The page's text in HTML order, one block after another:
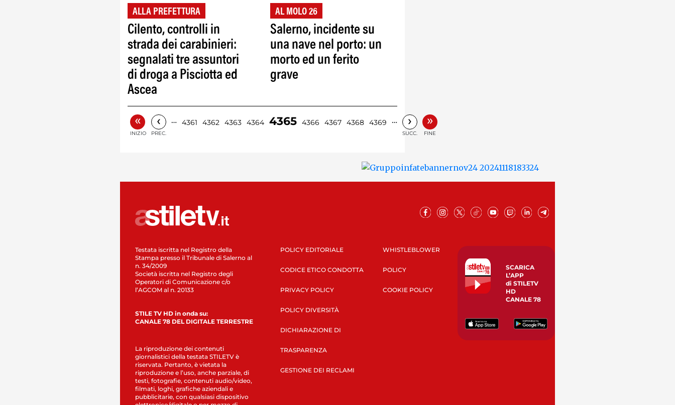
ALLA PREFETTURA
Cilento, controlli in
strada dei carabinieri:
segnalati tre assuntori
di droga a Pisciotta ed
Ascea
AL MOLO 26
Salerno, incidente su
una nave nel porto: un
morto ed un ferito
grave
«
INIZIO
‹
PREC.
… 4361 4362 4363 4364 4365 4366 4367 4368 4369 … ›
SUCC.
»
FINE
Testata iscritta nel Registro della
Stampa presso il Tribunale di Salerno al
n. 34/2009
Società iscritta nel Registro degli
Operatori di Comunicazione c/o
l’AGCOM al n. 20133
STILE TV HD in onda su:
CANALE 78 DEL DIGITALE TERRESTRE
La riproduzione dei contenuti
giornalistici della testata STILETV è
riservata. Pertanto, è vietata la
riproduzione e l’uso, anche parziale, di
testi, fotografie, contenuti audio/video,
filmati, loghi, grafiche aziendali e
pubblicitarie, con qualsiasi dispositivo
POLICY EDITORIALE
CODICE ETICO CONDOTTA
PRIVACY POLICY
POLICY DIVERSITÀ
DICHIARAZIONE DI
TRASPARENZA
GESTIONE DEI RECLAMI
WHISTLEBLOWER
POLICY
COOKIE POLICY
SCARICA
L’APP
di STILETV
HD
CANALE 78